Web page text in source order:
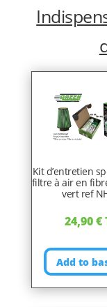
Kit d’entretien
filtre à air en
vert ref
24,90€
Add to